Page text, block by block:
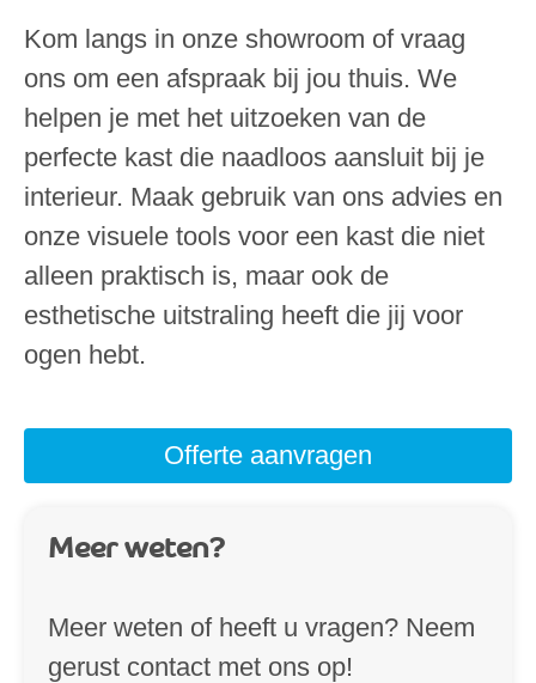
Kom langs in onze showroom of vraag
ons om een afspraak bij jou thuis. We
helpen je met het uitzoeken van de
perfecte kast die naadloos aansluit bij je
interieur. Maak gebruik van ons advies en
onze visuele tools voor een kast die niet
alleen praktisch is, maar ook de
esthetische uitstraling heeft die jij voor
ogen hebt.
Offerte aanvragen
Meer weten?
Meer weten of heeft u vragen? Neem
gerust contact met ons op!